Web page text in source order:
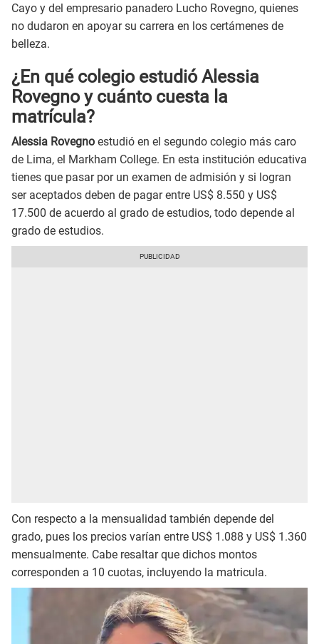
Cayo y del empresario panadero Lucho Rovegno, quienes
no dudaron en apoyar su carrera en los certámenes de
belleza.
¿En qué colegio estudió Alessia
Rovegno y cuánto cuesta la
matrícula?
Alessia Rovegno estudió en el segundo colegio más caro
de Lima, el Markham College. En esta institución educativa
tienes que pasar por un examen de admisión y si logran
ser aceptados deben de pagar entre US$ 8.550 y US$
17.500 de acuerdo al grado de estudios, todo depende al
grado de estudios.
Con respecto a la mensualidad también depende del
grado, pues los precios varían entre US$ 1.088 y US$ 1.360
mensualmente. Cabe resaltar que dichos montos
corresponden a 10 cuotas, incluyendo la matricula.